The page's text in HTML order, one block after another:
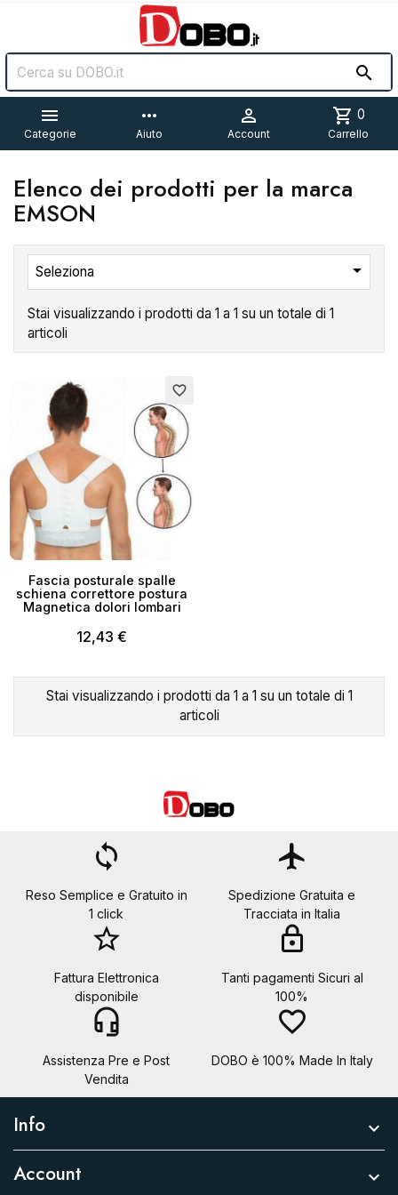


Categorie
more_horiz
Aiuto

Account
shopping_cart 0
Carrello
Elenco dei prodotti per la marca
EMSON
Seleziona 
Stai visualizzando i prodotti da 1 a 1 su un totale di 1
articoli
favorite_border
Fascia posturale spalle
schiena correttore postura
Magnetica dolori lombari
12,43 €
Stai visualizzando i prodotti da 1 a 1 su un totale di 1
articoli
loop
Reso Semplice e Gratuito in
1 click
flight
Spedizione Gratuita e
Tracciata in Italia
star_border
Fattura Elettronica
disponibile
lock
Tanti pagamenti Sicuri al
100%
headset_mic
Assistenza Pre e Post
Vendita
favorite_border
DOBO è 100% Made In Italy
Info 
Account 
Crea lista dei desideri ×